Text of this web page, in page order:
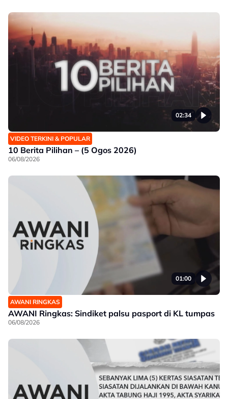
02:34
VIDEO TERKINI & POPULAR
10 Berita Pilihan – (5 Ogos 2026)
06/08/2026
01:00
AWANI RINGKAS
AWANI Ringkas: Sindiket palsu pasport di KL tumpas
06/08/2026